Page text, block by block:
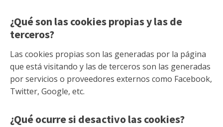
¿Qué son las cookies propias y las de
terceros?
Las cookies propias son las generadas por la página
que está visitando y las de terceros son las generadas
por servicios o proveedores externos como Facebook,
Twitter, Google, etc.
¿Qué ocurre si desactivo las cookies?